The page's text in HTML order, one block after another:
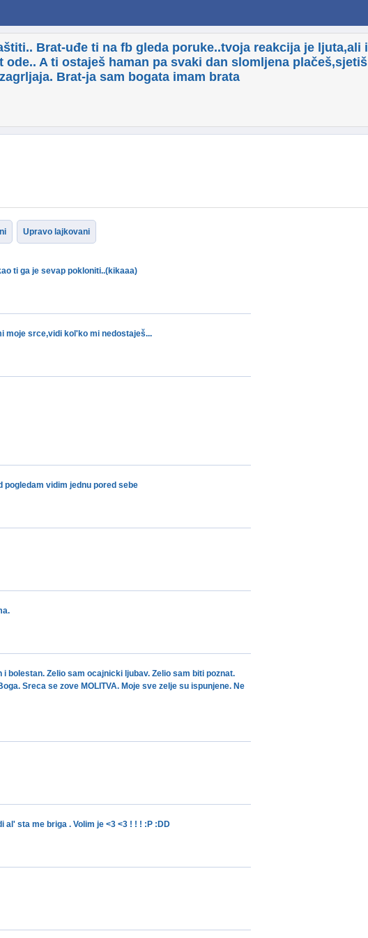
Brat-uđe ti na fb gleda poruke..tvoja reakcija je ljuta,ali
A ti ostaješ haman pa svaki dan slomljena
Brat-ja sam bogata imam brata
Upravo lajkovani
ti ga je sevap pokloniti..(kikaaa)
moje srce,vidi kol'ko mi nedostaješ...
pogledam vidim jednu pored sebe
bolestan. Zelio sam ocajnicki ljubav. Zelio sam biti poznat.
Sreca se zove MOLITVA. Moje sve zelje su ispunjene. Ne
al' sta me briga . Volim je <3 <3 ! ! ! :P :DD